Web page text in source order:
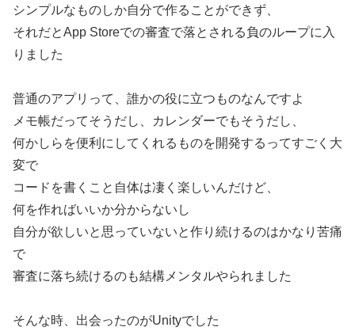
シンプルなものしか自分で作ることができず、
それだとApp Storeでの審査で落とされる負のループに入
りました
普通のアプリって、誰かの役に立つものなんですよ
メモ帳だってそうだし、カレンダーでもそうだし、
何かしらを便利にしてくれるものを開発するってすごく大
変で
コードを書くこと自体は凄く楽しいんだけど、
何を作ればいいか分からないし
自分が欲しいと思っていないと作り続けるのはかなり苦痛
で
審査に落ち続けるのも結構メンタルやられました
そんな時、出会ったのがUnityでした